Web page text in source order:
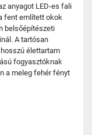
anyagot LED-es fali
fent említett okok
belsőépítészeti
A tartósan
élettartam
fogyasztóknak
a meleg fehér fényt